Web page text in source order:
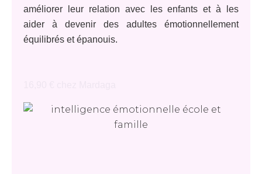
améliorer leur relation avec les enfants et à les
aider à devenir des adultes émotionnellement
équilibrés et épanouis.